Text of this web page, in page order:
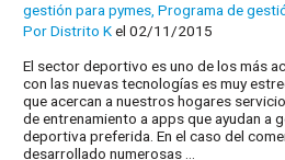
gestión para pymes ,Programa de
PorDistrito Kel 02/11/2015
El sector deportivo es uno de los más
con las nuevas tecnologías es muy
que acercan a nuestros hogares
de entrenamiento a apps que ayudan a
deportiva preferida. En el caso del
desarrollado numerosas …